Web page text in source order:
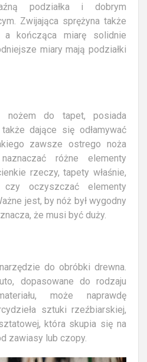
podziałka i dobrym
Zwijająca sprężyna także
a kończąca miarę solidnie
miary mają podziałki
nożem do tapet, posiada
dające się odłamywać
zawsze ostrego noża
różne elementy
rzeczy, tapety właśnie,
oczyszczać elementy
jest, by nóż był wygodny
że musi być duży.
do obróbki drewna.
dopasowane do rodzaju
może naprawdę
sztuki rzeźbiarskiej,
która skupia się na
zawiasy lub czopy.